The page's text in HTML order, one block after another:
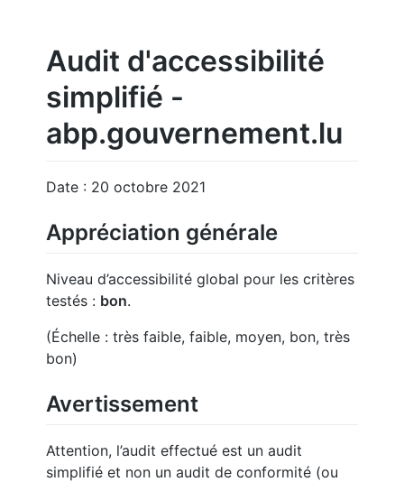
Audit d'accessibilité
simplifié -
abp.gouvernement.lu
Date : 20 octobre 2021
Appréciation générale
Niveau d’accessibilité global pour les critères
testés : bon.
(Échelle : très faible, faible, moyen, bon, très
bon)
Avertissement
Attention, l’audit effectué est un audit
simplifié et non un audit de conformité (ou